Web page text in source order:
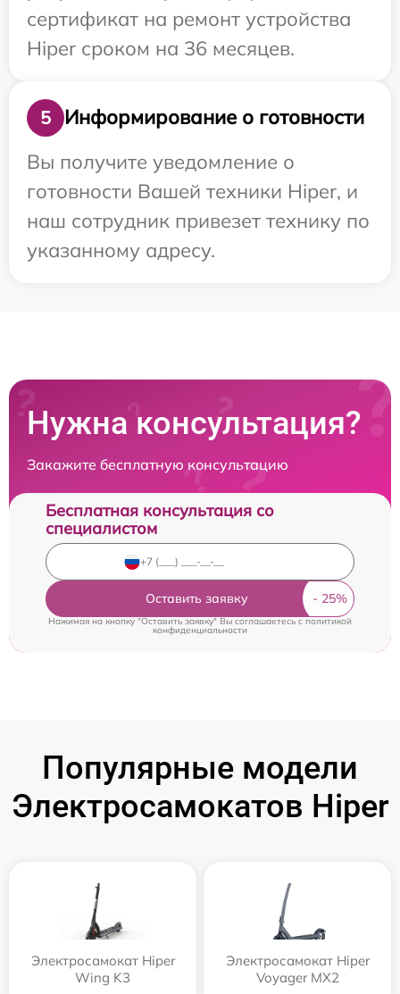
сертификат на ремонт устройства
Hiper сроком на 36 месяцев.
5
Информирование о готовности
Вы получите уведомление о
готовности Вашей техники Hiper, и
наш сотрудник привезет технику по
указанному адресу.
Нужна консультация?
Закажите бесплатную консультацию
Бесплатная консультация со
специалистом
Оставить заявку
Нажимая на кнопку "Оставить заявку" Вы соглашаетесь cполитикой
конфиденциальности
Популярные модели
Электросамокатов Hiper
Электросамокат Hiper
Wing K3
Электросамокат Hiper
Voyager MX2